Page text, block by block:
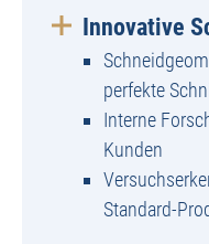
Innovative
perfekte
Interne
Kunden
Standard-